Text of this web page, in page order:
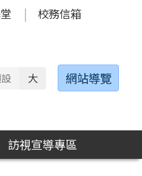
校務信箱
大 網站導覽
訪視宣導專區